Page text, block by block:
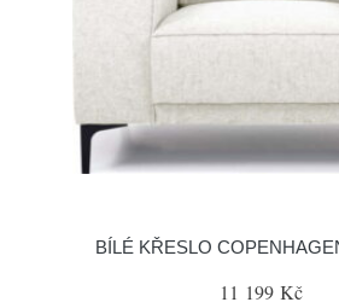
BÍLÉ KŘESLO
11 199 Kč